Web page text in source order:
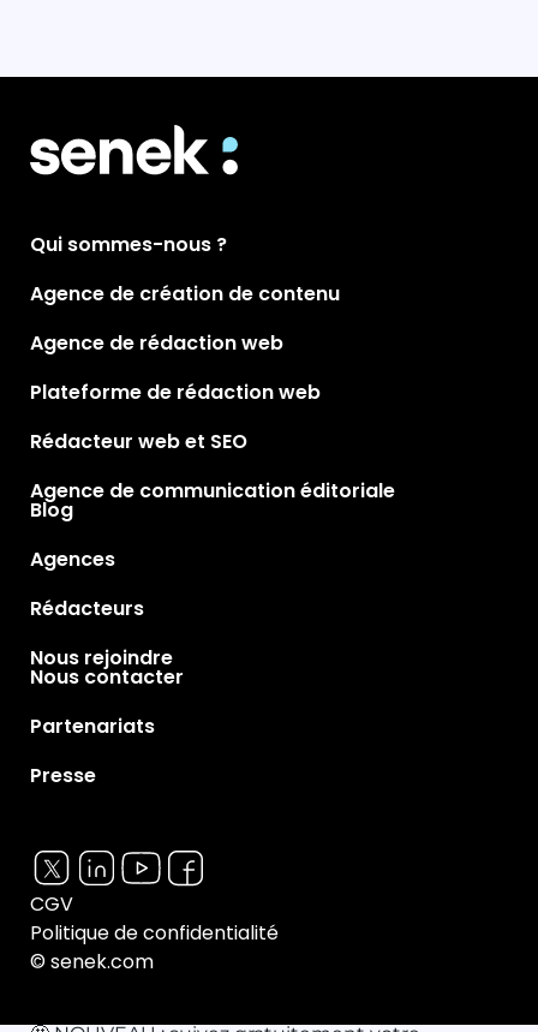
Qui sommes-nous ?
Agence de création de contenu
Agence de rédaction web
Plateforme de rédaction web
Rédacteur web et SEO
Agence de communication éditoriale
Blog
Agences
Rédacteurs
Nous rejoindre
Nous contacter
Partenariats
Presse
© senek.com
Politique de confidentialité
CGV